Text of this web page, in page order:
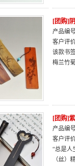
[团购]
产品编
客户评
该款书
梅兰竹
[团购]
产品编
客户评
“总是人
（丝）